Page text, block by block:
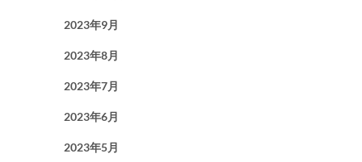
2023年9月
2023年8月
2023年7月
2023年6月
2023年5月